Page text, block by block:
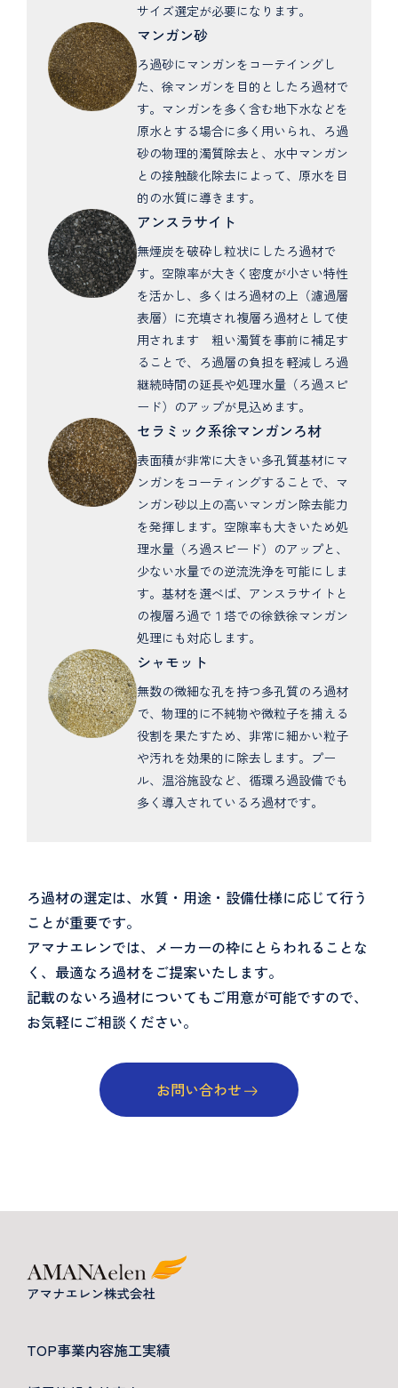
サイズ選定が必要になります。
マンガン砂
ろ過砂にマンガンをコーテイングし
た、徐マンガンを目的としたろ過材で
す。マンガンを多く含む地下水などを
原水とする場合に多く用いられ、ろ過
砂の物理的濁質除去と、水中マンガン
との接触酸化除去によって、原水を目
的の水質に導きます。
アンスラサイト
無煙炭を破砕し粒状にしたろ過材で
す。空隙率が大きく密度が小さい特性
を活かし、多くはろ過材の上（濾過層
表層）に充填され複層ろ過材として使
用されます 粗い濁質を事前に補足す
ることで、ろ過層の負担を軽減しろ過
継続時間の延長や処理水量（ろ過スピ
ード）のアップが見込めます。
セラミック系徐マンガンろ材
表面積が非常に大きい多孔質基材にマ
ンガンをコーティングすることで、マ
ンガン砂以上の高いマンガン除去能力
を発揮します。空隙率も大きいため処
理水量（ろ過スピード）のアップと、
少ない水量での逆流洗浄を可能にしま
す。基材を選べば、アンスラサイトと
の複層ろ過で１塔での徐鉄徐マンガン
処理にも対応します。
シャモット
無数の微細な孔を持つ多孔質のろ過材
で、物理的に不純物や微粒子を捕える
役割を果たすため、非常に細かい粒子
や汚れを効果的に除去します。プー
ル、温浴施設など、循環ろ過設備でも
多く導入されているろ過材です。
ろ過材の選定は、水質・用途・設備仕様に応じて行う
ことが重要です。
アマナエレンでは、メーカーの枠にとらわれることな
く、最適なろ過材をご提案いたします。
記載のないろ過材についてもご用意が可能ですので、
お気軽にご相談ください。
お問い合わせ
TOP事業内容施工実績